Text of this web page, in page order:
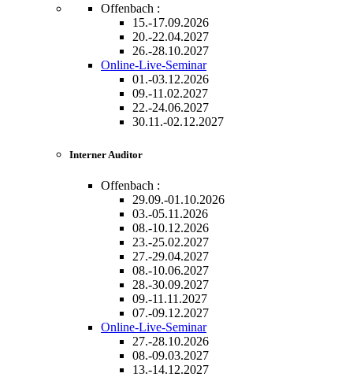
Offenbach :
15.-17.09.2026
20.-22.04.2027
26.-28.10.2027
Online-Live-Seminar
01.-03.12.2026
09.-11.02.2027
22.-24.06.2027
30.11.-02.12.2027
Interner Auditor
Offenbach :
29.09.-01.10.2026
03.-05.11.2026
08.-10.12.2026
23.-25.02.2027
27.-29.04.2027
08.-10.06.2027
28.-30.09.2027
09.-11.11.2027
07.-09.12.2027
Online-Live-Seminar
27.-28.10.2026
08.-09.03.2027
13.-14.12.2027